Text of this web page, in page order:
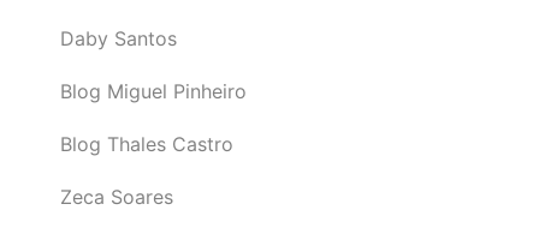
Daby Santos
Blog Miguel Pinheiro
Blog Thales Castro
Zeca Soares